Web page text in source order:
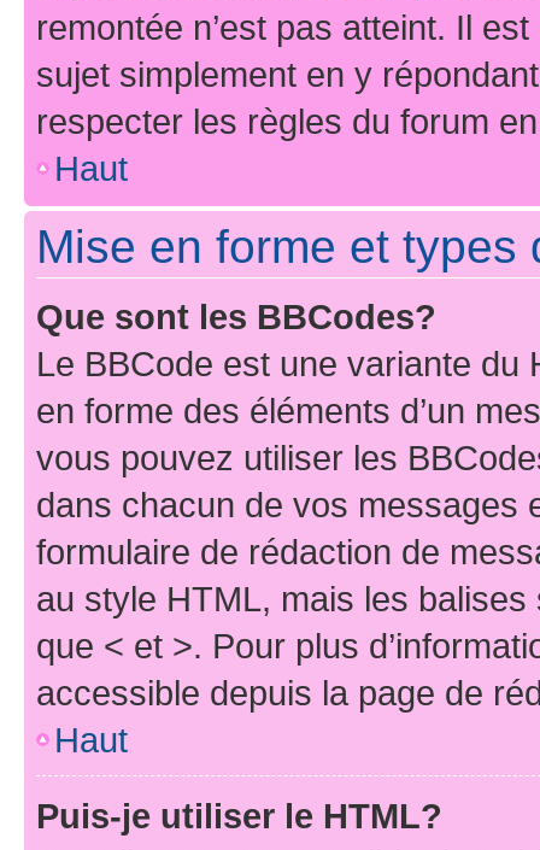
remontée n’est pas atteint. Il
sujet simplement en y
respecter les règles du forum
Haut
Mise en forme et types
Que sont les BBCodes?
Le BBCode est une variante du
en forme des éléments d’un
vous pouvez utiliser les
dans chacun de vos messages
formulaire de rédaction de
au style HTML, mais les
que < et >. Pour plus
accessible depuis la page de
Haut
Puis-je utiliser le HTML?